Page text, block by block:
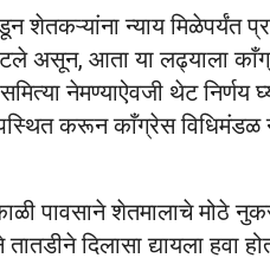
शेतकऱ्यांना न्याय मिळेपर्यंत
असून, आता या लढ्याला
नेमण्याऐवजी थेट निर्णय
करून काँग्रेस विधिमंडळ
पावसाने शेतमालाचे मोठे
दिलासा द्यायला हवा